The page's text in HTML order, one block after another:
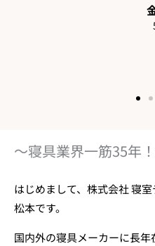
金
50
～寝具業界一筋35年
はじめまして、株式会社 寝
松本です。
国内外の寝具メーカーに長